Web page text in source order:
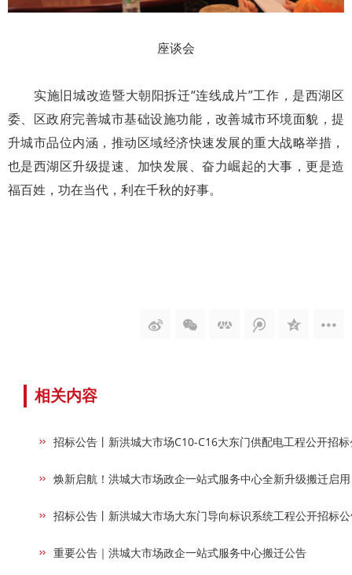
座谈会
实施旧城改造暨大朝阳拆迁“连线成片”工作，是西湖区
委、区政府完善城市基础设施功能，改善城市环境面貌，提
升城市品位内涵，推动区域经济快速发展的重大战略举措，
也是西湖区升级提速、加快发展、奋力崛起的大事，更是造
福百姓，功在当代，利在千秋的好事。
相关内容
招标公告丨新洪城大市场C10-C16大东门供配电工程公开招
焕新启航！洪城大市场政企一站式服务中心全新升级搬迁启用
招标公告丨新洪城大市场大东门导向标识系统工程公开招标
重要公告｜洪城大市场政企一站式服务中心搬迁公告